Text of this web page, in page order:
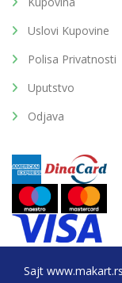
Sajt
Uslovi Kupovine
Polisa Privatnosti
Uputstvo
Odjava